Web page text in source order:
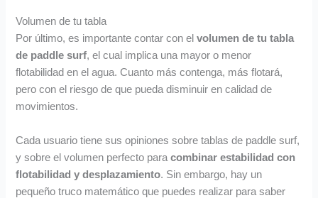
Volumen de tu tabla
Por último, es importante contar con elvolumen de tu tabla
de paddle surf, el cual implica una mayor o menor
flotabilidad en el agua. Cuanto más contenga, más flotará,
pero con el riesgo de que pueda disminuir en calidad de
movimientos.
Cada usuario tiene sus opiniones sobre tablas de paddle surf,
y sobre el volumen perfecto para combinar estabilidad con
flotabilidad y desplazamiento. Sin embargo, hay un
pequeño truco matemático que puedes realizar para saber